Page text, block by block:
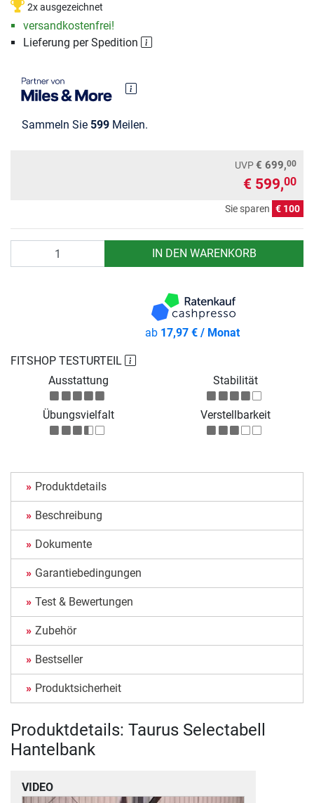
2x ausgezeichnet
versandkostenfrei!
Lieferung per Spedition
Sammeln Sie 599 Meilen.
UVP€ 699,00
€ 599,00
Sie sparen € 100
IN DEN WARENKORB
FITSHOP TESTURTEIL
Ausstattung
Stabilität
Übungsvielfalt Verstellbarkeit
ab 17,97 € / Monat
Produktdetails
Beschreibung
Dokumente
Garantiebedingungen
Test & Bewertungen
Zubehör
Bestseller
Produktsicherheit
Produktdetails: Taurus Selectabell
Hantelbank
VIDEO